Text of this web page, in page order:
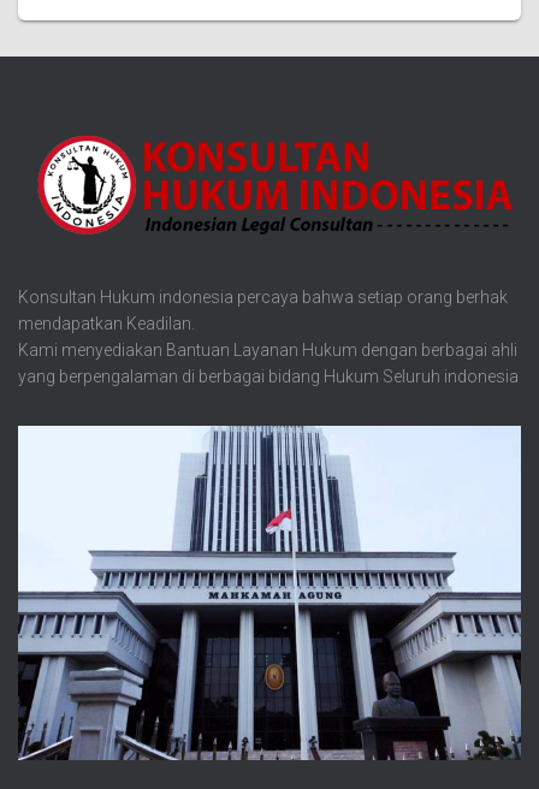
Konsultan Hukum indonesia percaya bahwa setiap orang berhak
mendapatkan Keadilan.
Kami menyediakan Bantuan Layanan Hukum dengan berbagai ahli
yang berpengalaman di berbagai bidang Hukum Seluruh indonesia